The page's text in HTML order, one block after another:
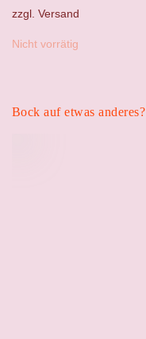
zzgl. Versand
Nicht vorrätig
Bock auf etwas anderes?